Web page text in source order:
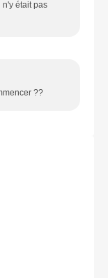
n'y était pas
??